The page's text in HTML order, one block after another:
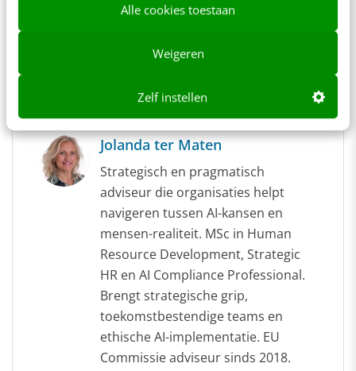
Alle cookies toestaan
Weigeren
Zelf instellen
Over de auteur
Jolanda ter Maten
Strategisch en pragmatisch
adviseur die organisaties helpt
navigeren tussen AI-kansen en
mensen-realiteit. MSc in Human
Resource Development, Strategic
HR en AI Compliance Professional.
Brengt strategische grip,
toekomstbestendige teams en
ethische AI-implementatie. EU
Commissie adviseur sinds 2018.